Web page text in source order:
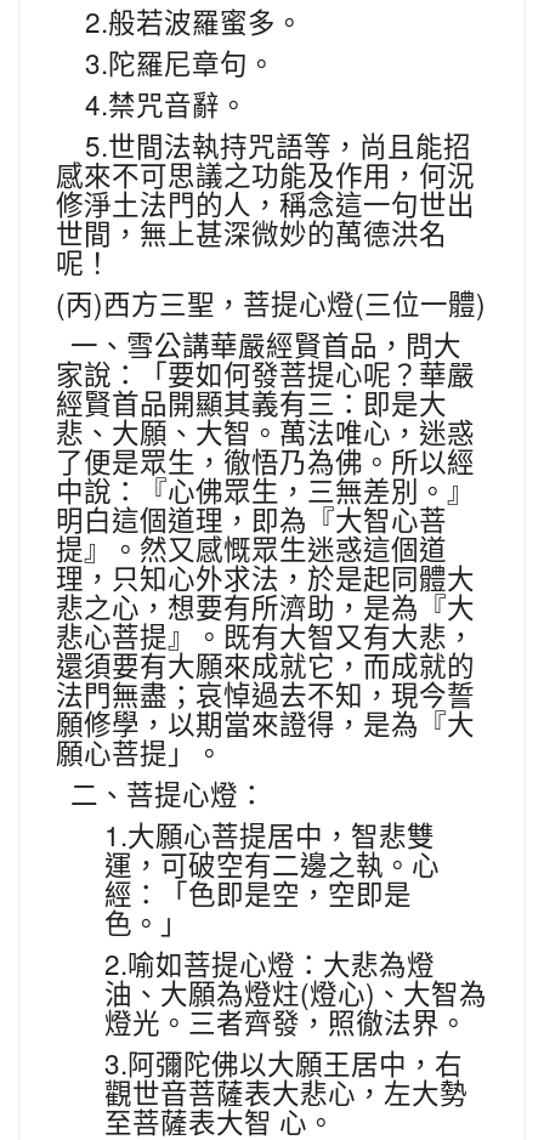
2.般若波羅蜜多。
3. 陀羅尼章句。
4.禁咒音辭。
5.世間法執持咒語等，尚且能招
感來不可思議之功能及作用，何況
修淨土法門的人，稱念這一句世出
世間，無上甚深微妙的萬德洪名
呢！
(丙)西方三聖，菩提心燈(三位一體)
一、雪公講華嚴經賢首品，問大
家說：「要如何發菩提心呢？華嚴
經賢首品開顯其義有三：即是大
悲、大願、大智。萬法唯心，迷惑
了便是眾生，徹悟乃為佛。所以經
中說：『心佛眾生，三無差別。』
明白這個道理，即為『大智心菩
提』。然又感慨眾生迷惑這個道
理，只知心外求法，於是起同體大
悲之心，想要有所濟助，是為『大
悲心菩提』。既有大智又有大悲，
還須要有大願來成就它，而成就的
法門無盡；哀悼過去不知，現今誓
願修學，以期當來證得，是為『大
願心菩提」。
二、菩提心燈：
1.大願心菩提居中，智悲雙
運，可破空有二邊之執。心
經：「色即是空，空即是
色。」
2.喻如菩提心燈：大悲為燈
油、大願為燈炷(燈心) 、大智為
燈光。三者齊發，照徹法界。
3. 阿彌陀佛以大願王居中，右
觀世音菩薩表大悲心，左大勢
至菩薩表大智 心。